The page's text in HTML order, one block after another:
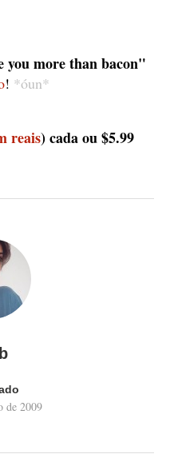
you more than bacon"
! *óun*
reais) cada ou $5.99
de 2009